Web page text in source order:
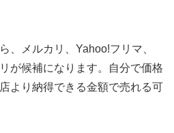
、メルカリ、Yahoo!フリマ、
が候補になります。自分で価格
より納得できる金額で売れる可